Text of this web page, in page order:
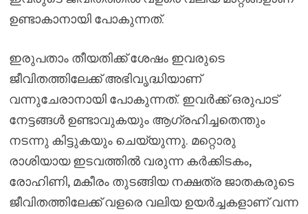
ഉണ്ടാകാനായി പോകുന്നത്.
ഇരുപതാം തീയതിക്ക് ശേഷം ഇവരുടെ
ജീവിതത്തിലേക്ക് അഭിവൃദ്ധിയാണ്
വന്നുചേരാനായി പോകുന്നത്. ഇവർക്ക് ഒരുപാട്
നേട്ടങ്ങൾ ഉണ്ടാവുകയും ആഗ്രഹിച്ചതെന്തും
നടന്നു കിട്ടുകയും ചെയ്യുന്നു. മറ്റൊരു
രാശിയായ ഇടവത്തിൽ വരുന്ന കർക്കിടകം,
രോഹിണി, മകീരം തുടങ്ങിയ നക്ഷത്ര ജാതകരുടെ
ജീവിതത്തിലേക്ക് വളരെ വലിയ ഉയർച്ചകളാണ് വന്ന